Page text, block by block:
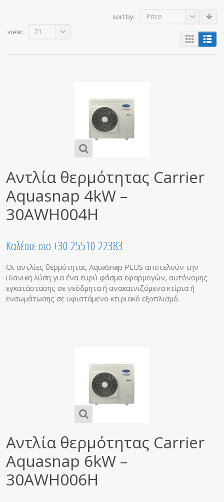
sort by: Price
view: 21
Αντλία θερμότητας Carrier
Aquasnap 4kW –
30AWH004H
Καλέστε στο +30 25510 22383
Οι αντλίες θερμότητας AquaSnap PLUS αποτελούν την
ιδανική λύση για ένα ευρύ φάσμα εφαρμογών, αυτόνομης
εγκατάστασης σε νεόδμητα ή ανακαινιζόμενα κτίρια ή
ενσωμάτωσης σε υφιστάμενο κτιριακό εξοπλισμό.
Αντλία θερμότητας Carrier
Aquasnap 6kW –
30AWH006H